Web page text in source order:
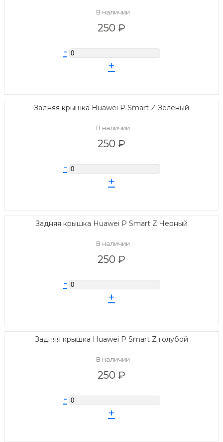
В наличии
250 ₽
-
+
Задняя крышка Huawei P Smart Z Зеленый
В наличии
250 ₽
-
+
Задняя крышка Huawei P Smart Z Черный
В наличии
250 ₽
-
+
Задняя крышка Huawei P Smart Z голубой
В наличии
250 ₽
-
+